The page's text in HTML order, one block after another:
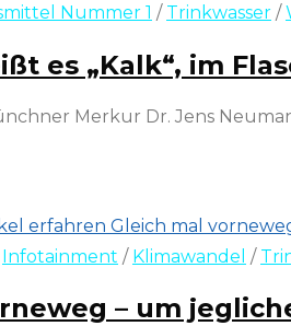
Nummer 1 / Trinkwasser /
es „Kalk“, im
Merkur Dr. Jens
Infotainment / Klimawandel /
– um